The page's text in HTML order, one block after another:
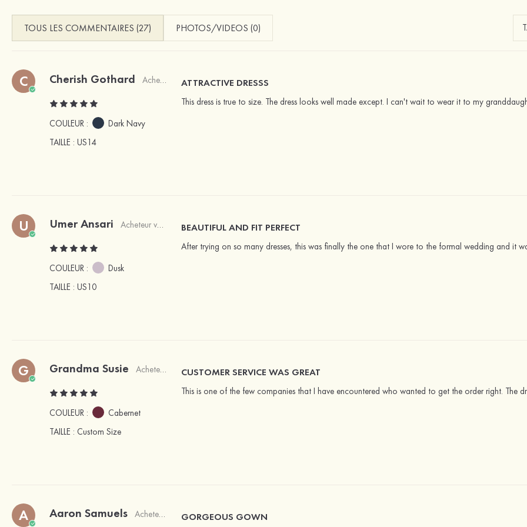
TOUS LES COMMENTAIRES (27) PHOTOS/VIDEOS (0)
C Cherish Gothard Acheteur vérifié
COULEUR :
Dark Navy
TAILLE : US14
ATTRACTIVE DRESSS
This dress is true to size. The dress looks well made except. I can't wait to wear it to my
U Umer Ansari Acheteur vérifié
COULEUR :
Dusk
TAILLE : US10
BEAUTIFUL AND FIT PERFECT
After trying on so many dresses, this was finally the one that I wore to the formal wedding and it
G Grandma Susie Acheteur vérifié
COULEUR :
Cabernet
TAILLE : Custom Size
CUSTOMER SERVICE WAS GREAT
This is one of the few companies that I have encountered who wanted to get the order right. The
A Aaron Samuels Acheteur vérifié GORGEOUS GOWN